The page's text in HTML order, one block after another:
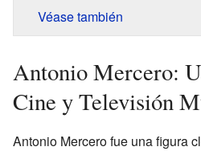
Véase también
Antonio Mercero:
Cine y Televisión
Antonio Mercero fue una figura